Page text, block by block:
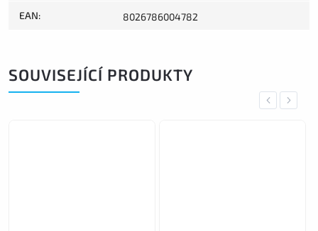
EAN: 8026786004782
SOUVISEJÍCÍ PRODUKTY
Previous
Next